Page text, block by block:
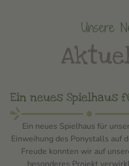
Unsere
Ein neues Spielhaus
Ein neues Spielhaus für
Einweihung des Ponystalls auf
Freude konnten wir auf